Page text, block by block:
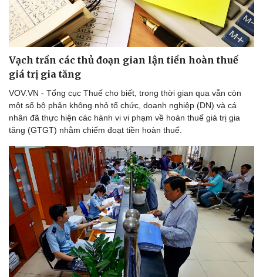
Vạch trần các thủ đoạn gian lận tiền hoàn thuế
giá trị gia tăng
VOV.VN - Tổng cục Thuế cho biết, trong thời gian qua vẫn còn
một số bộ phận không nhỏ tổ chức, doanh nghiệp (DN) và cá
nhân đã thực hiện các hành vi vi phạm về hoàn thuế giá trị gia
tăng (GTGT) nhằm chiếm đoạt tiền hoàn thuế.